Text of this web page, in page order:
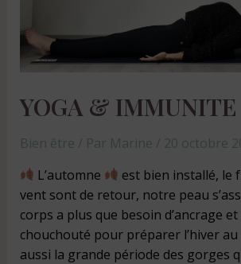
YOGA & IMMUNITE
Bien être / Par Marine / 20 octobre
L’automne
est bien installé, le
vent sont de retour, notre peau
corps a plus que besoin d’ancrage et
chouchouté pour préparer l’hiver au
aussi la grande période des gorges